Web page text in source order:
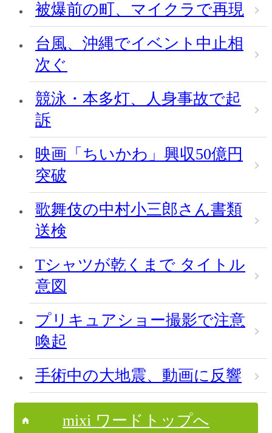
被爆前の町、マイクラで再現
台風、沖縄でイベント中止相
次ぐ
競泳・本多灯、人身事故で起
訴
映画「ちいかわ」興収50億円
突破
歌舞伎の中村小三郎さん書類
送検
Tシャツが乾くまで タイトル
意図
プリキュアショー撮影で注意
喚起
手術中の大地震、動画に反響
mixi ワードトップへ